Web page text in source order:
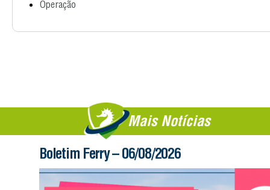
Operação
Mais Notícias
Boletim Ferry – 06/08/2026